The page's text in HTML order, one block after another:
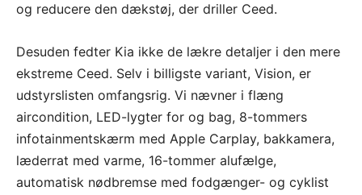
og reducere den dækstøj, der driller Ceed.
Desuden fedter Kia ikke de lækre detaljer i den mere
ekstreme Ceed. Selv i billigste variant, Vision, er
udstyrslisten omfangsrig. Vi nævner i flæng
aircondition, LED-lygter for og bag, 8-tommers
infotainmentskærm med Apple Carplay, bakkamera,
læderrat med varme, 16-tommer alufælge,
automatisk nødbremse med fodgænger- og cyklist